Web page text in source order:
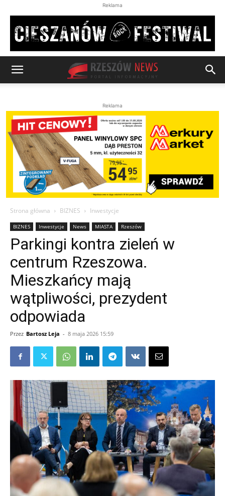
Reklama
Reklama
Strona główna BIZNES Inwestycje
BIZNES Inwestycje News MIASTA Rzeszów
Parkingi kontra zieleń w
centrum Rzeszowa.
Mieszkańcy mają
wątpliwości, prezydent
odpowiada
Przez Bartosz Leja - 8 maja 2026 15:59